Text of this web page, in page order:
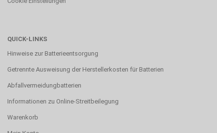
QUICK-LINKS
Hinweise zur Batterieentsorgung
Getrennte Ausweisung der Herstellerkosten für Batterien
Abfallvermeidungbatterien
Informationen zu Online-Streitbeilegung
Warenkorb